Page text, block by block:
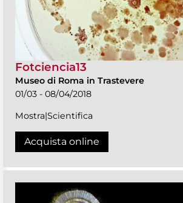
Fotciencia13
Museo di Roma in Trastevere
01/03 - 08/04/2018
Mostra|Scientifica
Acquista online